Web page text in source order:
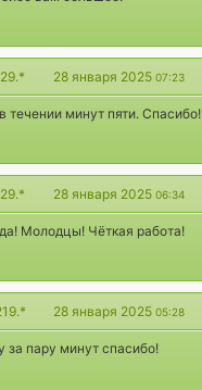
28 января 2025 07:23
минут пяти. Спасибо!
28 января 2025 06:34
Молодцы! Чёткая работа!
28 января 2025 05:28
пару минут спасибо!